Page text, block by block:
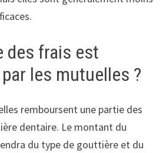
des frais est
les mutuelles ?
remboursent une partie des
dentaire. Le montant du
du type de gouttière et du